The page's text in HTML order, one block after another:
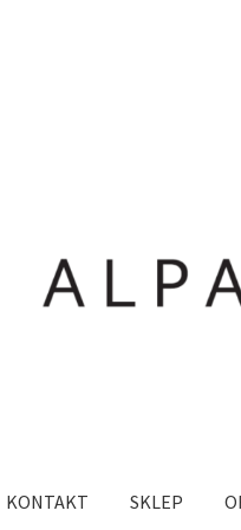
KONTAKT SKLEP